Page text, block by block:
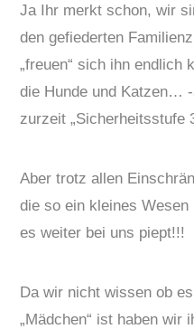
Ja Ihr merkt schon, wir
den gefiederten
„freuen“ sich ihn endlich
die Hunde und Katzen…
zurzeit „Sicherheitsstufe
Aber trotz allen
die so ein kleines
es weiter bei uns piept!!!
Da wir nicht wissen ob
„Mädchen“ ist haben wir